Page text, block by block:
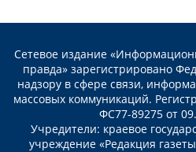
Сетевое издание
правда» зарегистрировано
надзору в сфере связи,
массовых коммуникаций.
ФС77-89275 от
Учредители: краевое
учреждение «Редакция